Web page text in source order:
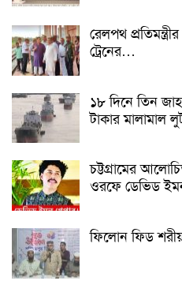
রেলপথ
ট্রেনের…
১৮ দিনে তিন
টাকার মালামাল
চট্টগ্রামের
ওরফে ডেভিড
ফিলোন ফিড